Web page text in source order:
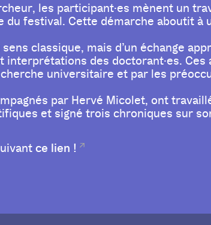
les participant·es mènent un
du festival. Cette démarche aboutit
classique, mais d’un échange
des doctorant·es.
universitaire et par les
par Hervé Micolet, ont
et signé trois chroniques sur
ce lien !